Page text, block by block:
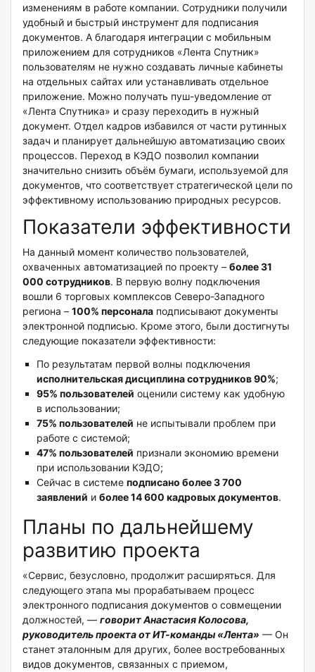
изменениям в работе компании. Сотрудники получили
удобный и быстрый инструмент для подписания
документов. А благодаря интеграции с мобильным
приложением для сотрудников «Лента Спутник»
пользователям не нужно создавать личные кабинеты
на отдельных сайтах или устанавливать отдельное
приложение. Можно получать пуш-уведомление от
«Лента Спутника» и сразу переходить в нужный
документ. Отдел кадров избавился от части рутинных
задач и планирует дальнейшую автоматизацию своих
процессов. Переход в КЭДО позволил компании
значительно снизить объём бумаги, используемой для
документов, что соответствует стратегической цели по
эффективному использованию природных ресурсов.
Показатели эффективности
На данный момент количество пользователей,
охваченных автоматизацией по проекту – более 31
000 сотрудников. В первую волну подключения
вошли 6 торговых комплексов Северо-Западного
региона – 100% персонала подписывают документы
электронной подписью. Кроме этого, были достигнуты
следующие показатели эффективности:
По результатам первой волны подключения
исполнительская дисциплина сотрудников 90%;
95% пользователей оценили систему как удобную
в использовании;
75% пользователей не испытывали проблем при
работе с системой;
47% пользователей признали экономию времени
при использовании КЭДО;
Сейчас в системе подписано более 3 700
заявлений и более 14 600 кадровых документов.
Планы по дальнейшему
развитию проекта
«Сервис, безусловно, продолжит расширяться. Для
следующего этапа мы прорабатываем процесс
электронного подписания документов о совмещении
должностей, — говорит Анастасия Колосова,
руководитель проекта от ИТ-команды «Лента» — Он
станет эталонным для других, более востребованных
видов документов, связанных с приемом,